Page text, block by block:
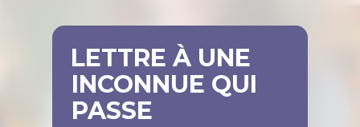
LETTRE À UNE
INCONNUE QUI
PASSE